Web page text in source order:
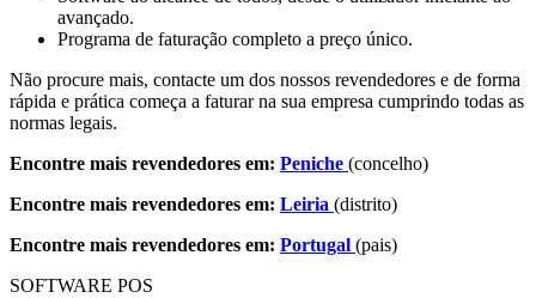
avançado.
Programa de faturação completo a preço único.
Não procure mais, contacte um dos nossos revendedores e de forma
rápida e prática começa a faturar na sua empresa cumprindo todas as
normas legais.
Encontre mais revendedores em: Peniche (concelho)
Encontre mais revendedores em: Leiria (distrito)
Encontre mais revendedores em: Portugal (pais)
SOFTWARE POS